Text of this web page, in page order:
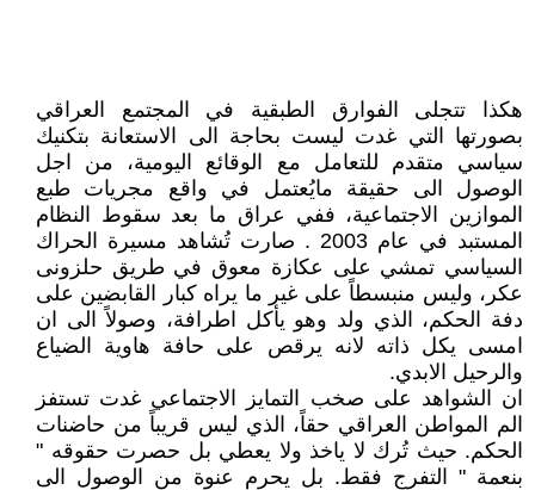
هكذا تتجلى الفوارق الطبقية في المجتمع العراقي
بصورتها التي غدت ليست بحاجة الى الاستعانة بتكنيك
سياسي متقدم للتعامل مع الوقائع اليومية، من اجل
الوصول الى حقيقة مايُعتمل في واقع مجريات طبع
الموازين الاجتماعية، ففي عراق ما بعد سقوط النظام
المستبد في عام 2003 . صارت تُشاهد مسيرة الحراك
السياسي تمشي على عكازة معوق في طريق حلزونى
عكر، وليس منبسطاً على غير ما يراه كبار القابضين على
دفة الحكم، الذي ولد وهو يأكل اطرافة، وصولاً الى ان
امسى يكل ذاته لانه يرقص على حافة هاوية الضياع
والرحيل الابدي.
ان الشواهد على صخب التمايز الاجتماعي غدت تستفز
الم المواطن العراقي حقاً، الذي ليس قريباً من حاضنات
الحكم. حيث تُرك لا ياخذ ولا يعطي بل حصرت حقوقه "
بنعمة " التفرج فقط. بل يحرم عنوة من الوصول الى